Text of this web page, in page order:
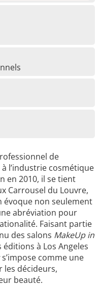
de
l’industrie cosmétique
en 2010, il se tient
Carrousel du Louvre,
évoque non seulement
abréviation pour
Faisant partie
des salons MakeUp in
à Los Angeles
s’impose comme une
décideurs,
beauté.